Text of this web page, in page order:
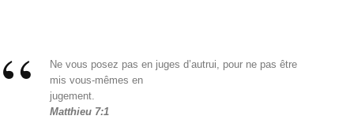
Ne vous posez pas en juges d’autrui, pour ne pas être
mis vous-mêmes en
jugement.
Matthieu 7:1